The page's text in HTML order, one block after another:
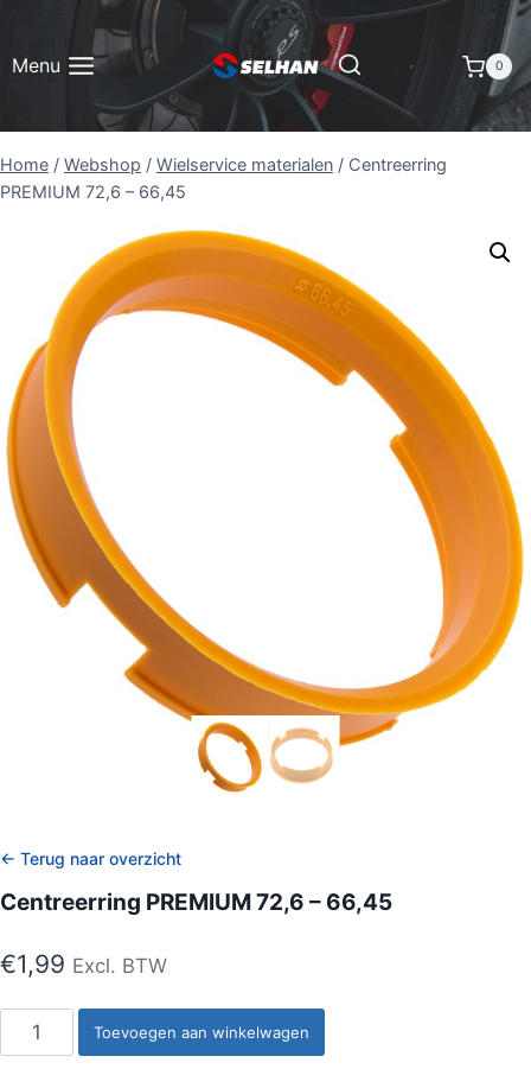
inhoud
Menu 0
Home / Webshop / Wielservice materialen / Centreerring
PREMIUM 72,6 – 66,45
← Terug naar overzicht
Centreerring PREMIUM 72,6 – 66,45
€1,99 Excl. BTW
Centreerring
PREMIUM
Toevoegen aan winkelwagen